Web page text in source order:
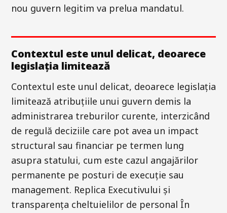
nou guvern legitim va prelua mandatul.
Contextul este unul delicat, deoarece
legislația limitează
Contextul este unul delicat, deoarece legislația
limitează atribuțiile unui guvern demis la
administrarea treburilor curente, interzicând
de regulă deciziile care pot avea un impact
structural sau financiar pe termen lung
asupra statului, cum este cazul angajărilor
permanente pe posturi de execuție sau
management. Replica Executivului și
transparența cheltuielilor de personal În